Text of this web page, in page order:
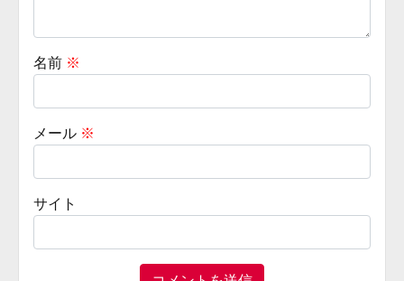
名前 ※
メール ※
サイト